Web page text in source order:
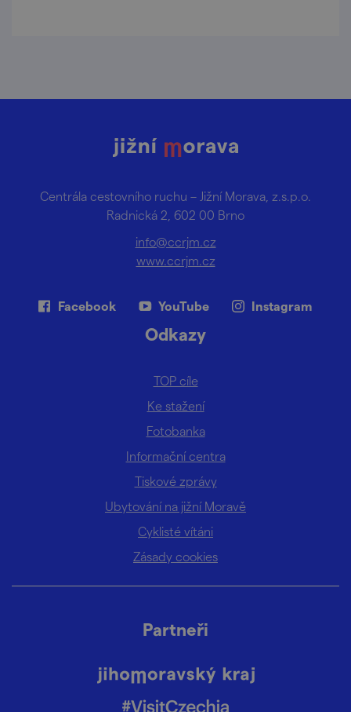
Centrála cestovního ruchu – Jižní Morava, z.s.p.o.
Radnická 2, 602 00 Brno
info@ccrjm.cz
www.ccrjm.cz
Facebook YouTube Instagram
Odkazy
TOP cíle
Ke stažení
Fotobanka
Informační centra
Tiskové zprávy
Ubytování na jižní Moravě
Cyklisté vítáni
Zásady cookies
Partneři